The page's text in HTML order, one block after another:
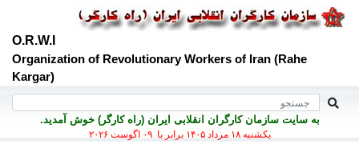
O.R.W.I
Organization of Revolutionary Workers of Iran (Rahe
Kargar)
به سايت سازمان کارگران انقلابی ايران (راه کارگر) خوش آمديد.
يكشنبه ۱۸ مرداد ۱۴۰۵ برابر با ۰۹ اگوست ۲۰۲۶